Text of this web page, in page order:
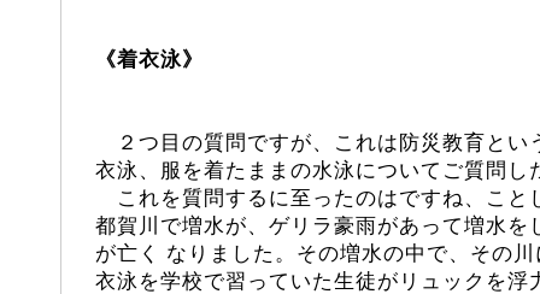
《着衣泳》
２つ目の質問ですが、これは防災教育とい
衣泳、服を着たままの水泳についてご質問し
これを質問するに至ったのはですね、こと
都賀川で増水が、ゲリラ豪雨があって増水を
が亡く なりました。その増水の中で、その
衣泳を学校で習っていた生徒がリュックを浮